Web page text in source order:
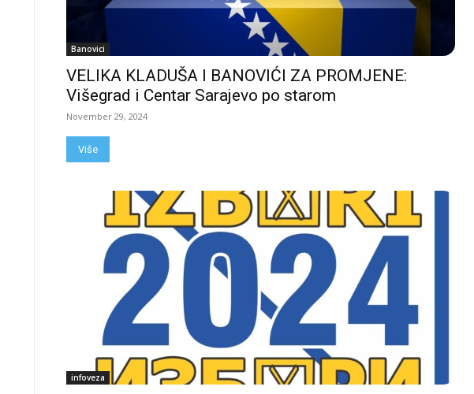
Banovici
VELIKA KLADUŠA I BANOVIĆI ZA PROMJENE:
Višegrad i Centar Sarajevo po starom
November 29, 2024
Više
infoveza